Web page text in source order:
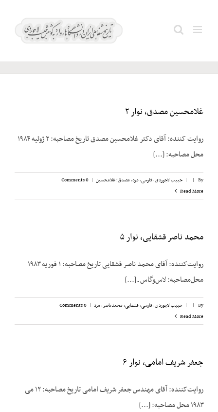
معظمی؛
غلامحسین مصدق، نوار ۲
روایت کننده: آقای دکتر غلامحسین مصدق تاریخ مصاحبه: ۲ ژوئیه ۱۹۸۴
محل مصاحبه: [...]
By
|
| حبیب لاجوردی,فارسی,مرد,مصدق؛ غلامحسین |
0 Comments
Read More
محمد ناصر قشقایی، نوار ۵
روایت‌کننده: آقای محمد ناصر قشقایی تاریخ مصاحبه: ۱ فوریه ۱۹۸۳
محل‌مصاحبه: لاس‌وگاس ـ [...]
By
|
| حبیب لاجوردی,فارسی,قشقایی، محمدناصر,مرد |
0 Comments
Read More
جعفر شریف امامی، نوار ۶
روایت‌کننده: آقای مهندس جعفر شریف امامی تاریخ مصاحبه: ۱۲ می
۱۹۸۳ محل مصاحبه: [...]